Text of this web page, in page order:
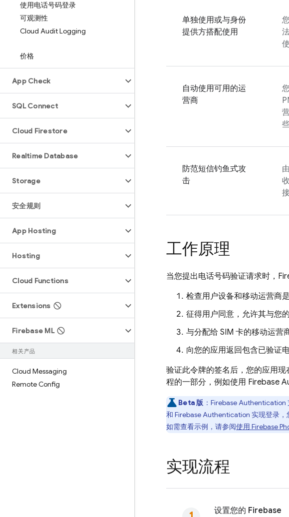
使用电话号码登录
可观测性
Cloud Audit Logging
价格
App Check
SQL Connect
Cloud Firestore
Realtime Database
Storage
安全规则
App Hosting
Hosting
Cloud Functions
Extensions
Firebase ML
相关产品
Cloud Messaging
Remote Config
单独使用或与身份
提供方搭配使用
自动使用可用的运
营商
防范短信钓鱼式攻
击
工作原理
当您提出电话号码验证请求时，
检查用户设备和移动运营商是
征得用户同意，允许其与您
与分配给 SIM 卡的移动运营
向您的应用返回包含已验证
验证此令牌的签名后，您的应用
程的一部分，例如使用 Firebase
Beta 版 ： Firebase Authentication
和 Firebase Authentication 实现登录
如需查看示例，请参阅使用 Firebase
实现流程
设置您的 Firebase